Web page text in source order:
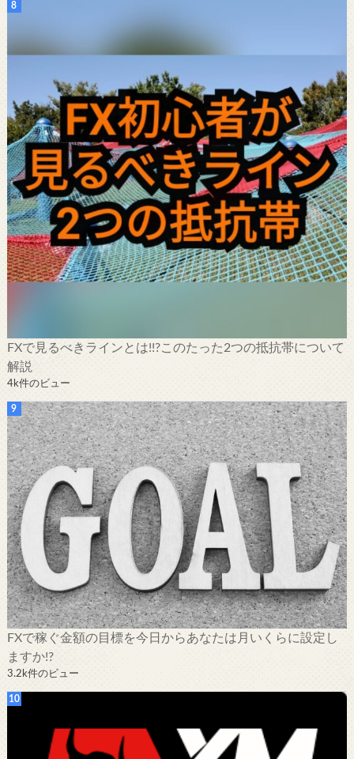
FXで見るべきラインとは!!?このたった2つの抵抗帯について
解説
4k件のビュー
FXで稼ぐ金額の目標を今日からあなたは月いくらに設定し
ますか!?
3.2k件のビュー